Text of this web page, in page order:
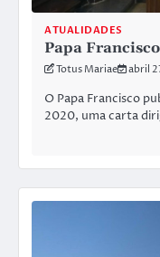
ATUALIDADES
Papa
Totus Mariae abril
O Papa Francisco
2020, uma carta